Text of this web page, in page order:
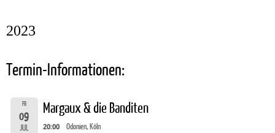
2023
Termin-Informationen:
FR
09
JUL
Margaux & die Banditen
20:00 Odonien, Köln